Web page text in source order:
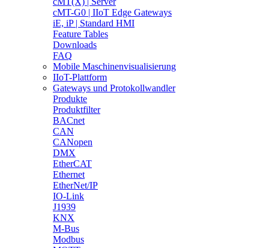
cMT-G0 | IIoT Edge Gateways
iE, iP | Standard HMI
Feature Tables
Downloads
FAQ
Mobile Maschinenvisualisierung
IIoT-Plattform
Gateways und Protokollwandler
Produkte
Produktfilter
BACnet
CAN
CANopen
DMX
EtherCAT
Ethernet
EtherNet/IP
IO-Link
J1939
KNX
M-Bus
Modbus